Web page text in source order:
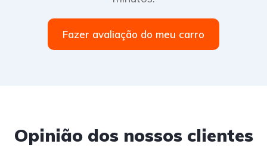
Fazer avaliação do meu carro
Opinião dos nossos clientes